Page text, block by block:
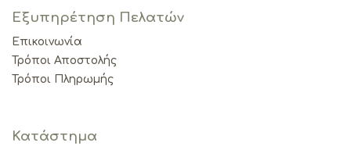
Εξυπηρέτηση Πελατών
Επικοινωνία
Τρόποι Αποστολής
Τρόποι Πληρωμής
Κατάστημα